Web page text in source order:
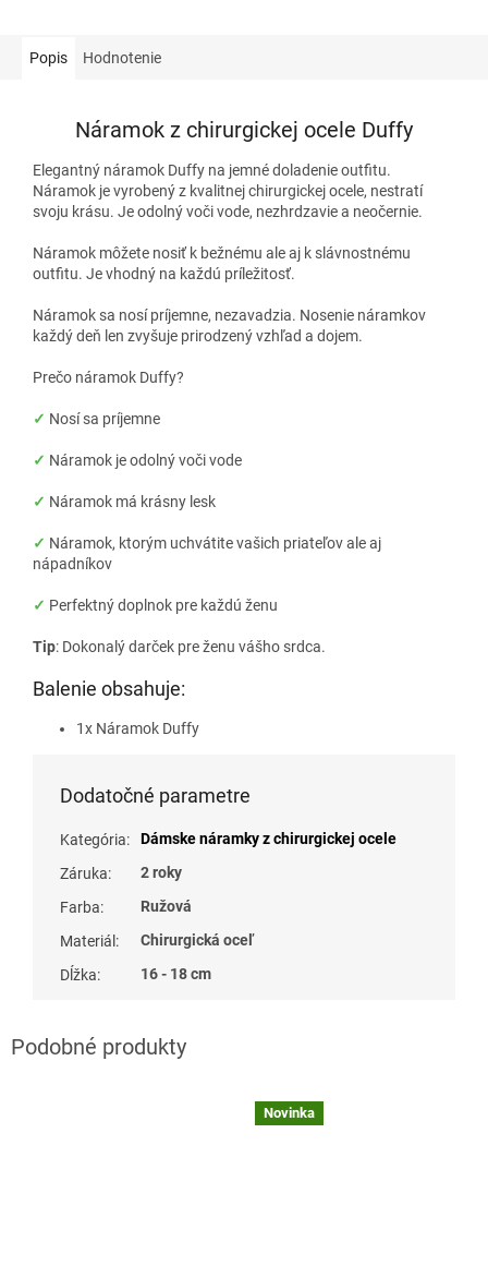
Popis Hodnotenie
Náramok z chirurgickej ocele Duffy
Elegantný náramok Duffy na jemné doladenie outfitu.
Náramok je vyrobený z kvalitnej chirurgickej ocele, nestratí
svoju krásu. Je odolný voči vode, nezhrdzavie a neočernie.
Náramok môžete nosiť k bežnému ale aj k slávnostnému
outfitu. Je vhodný na každú príležitosť.
Náramok sa nosí príjemne, nezavadzia. Nosenie náramkov
každý deň len zvyšuje prirodzený vzhľad a dojem.
Prečo náramok Duffy?
✓ Nosí sa príjemne
✓ Náramok je odolný voči vode
✓ Náramok má krásny lesk
✓ Náramok, ktorým uchvátite vašich priateľov ale aj
nápadníkov
✓ Perfektný doplnok pre každú ženu
Tip: Dokonalý darček pre ženu vášho srdca.
Balenie obsahuje:
1x Náramok Duffy
Dodatočné parametre
Kategória:
Dámske náramky z chirurgickej ocele
Záruka:
2 roky
Farba:
Ružová
Materiál :
Chirurgická oceľ
Dĺžka: 16 - 18 cm
Novinka